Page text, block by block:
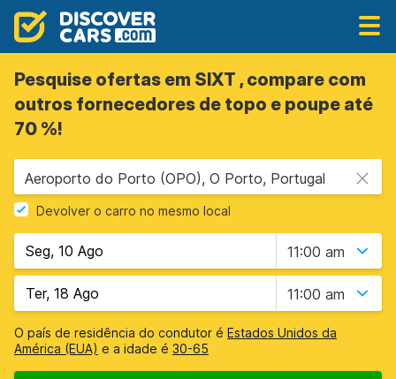
Pesquise ofertas em SIXT , compare com
outros fornecedores de topo e poupe até
70 %!
Aeroporto do Porto (OPO), O Porto, Portugal
Devolver o carro no mesmo local
11:00 am
11:00 am
O país de residência do condutor é Estados Unidos da
América (EUA) e a idade é 30-65